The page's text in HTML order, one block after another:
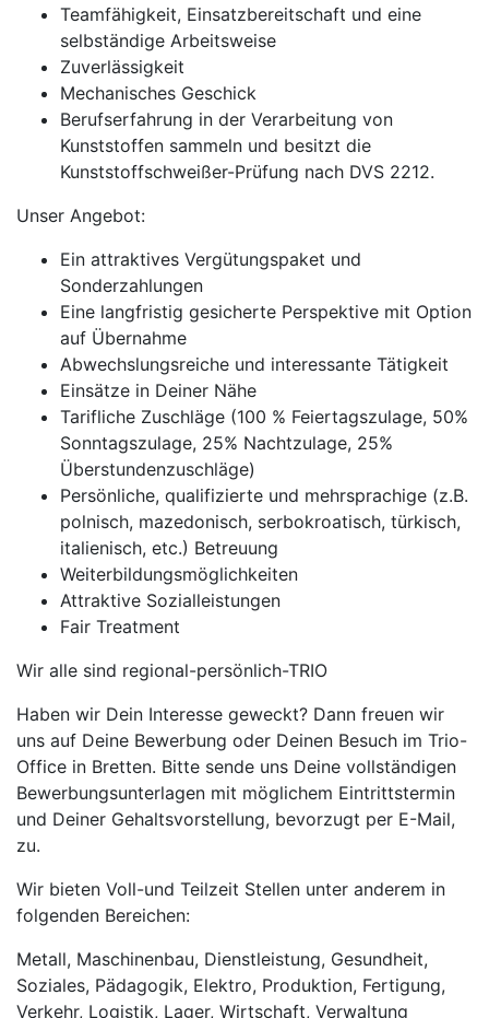
Teamfähigkeit, Einsatzbereitschaft und eine
selbständige Arbeitsweise
Zuverlässigkeit
Mechanisches Geschick
Berufserfahrung in der Verarbeitung von
Kunststoffen sammeln und besitzt die
Kunststoffschweißer-Prüfung nach DVS 2212.
Unser Angebot:
Ein attraktives Vergütungspaket und
Sonderzahlungen
Eine langfristig gesicherte Perspektive mit Option
auf Übernahme
Abwechslungsreiche und interessante Tätigkeit
Einsätze in Deiner Nähe
Tarifliche Zuschläge (100 % Feiertagszulage, 50%
Sonntagszulage, 25% Nachtzulage, 25%
Überstundenzuschläge)
Persönliche, qualifizierte und mehrsprachige (z.B.
polnisch, mazedonisch, serbokroatisch, türkisch,
italienisch, etc.) Betreuung
Weiterbildungsmöglichkeiten
Attraktive Sozialleistungen
Fair Treatment
Wir alle sind regional-persönlich-TRIO
Haben wir Dein Interesse geweckt? Dann freuen wir
uns auf Deine Bewerbung oder Deinen Besuch im Trio-
Office in Bretten. Bitte sende uns Deine vollständigen
Bewerbungsunterlagen mit möglichem Eintrittstermin
und Deiner Gehaltsvorstellung, bevorzugt per E-Mail,
zu.
Wir bieten Voll-und Teilzeit Stellen unter anderem in
folgenden Bereichen:
Metall, Maschinenbau, Dienstleistung, Gesundheit,
Soziales, Pädagogik, Elektro, Produktion, Fertigung,
Verkehr, Logistik, Lager, Wirtschaft, Verwaltung